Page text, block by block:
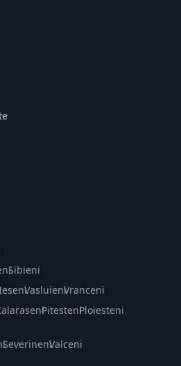
·Sibieni
·Vasluieni·Vranceni
·Pitesteni·Ploiesteni·
·Severineni·Valceni